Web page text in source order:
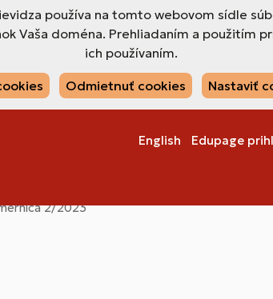
používa na tomto webovom sídle
Vaša doména. Prehliadaním a použitím
ich používaním.
Odmietnuť cookies Nastaviť
English Edupage
2/2023